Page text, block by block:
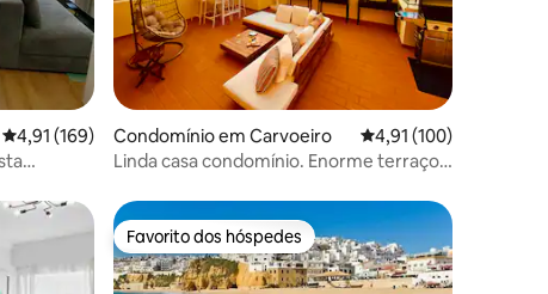
Classificação média de 4,91 em 5 estrelas, 169avaliações
4,91 (169)
Condomínio em Carvoeiro Classificação média
4,91 (100)
Linda casa condomínio. Enorme terraço
Favorito dos hóspedes
Favorito dos hóspedes